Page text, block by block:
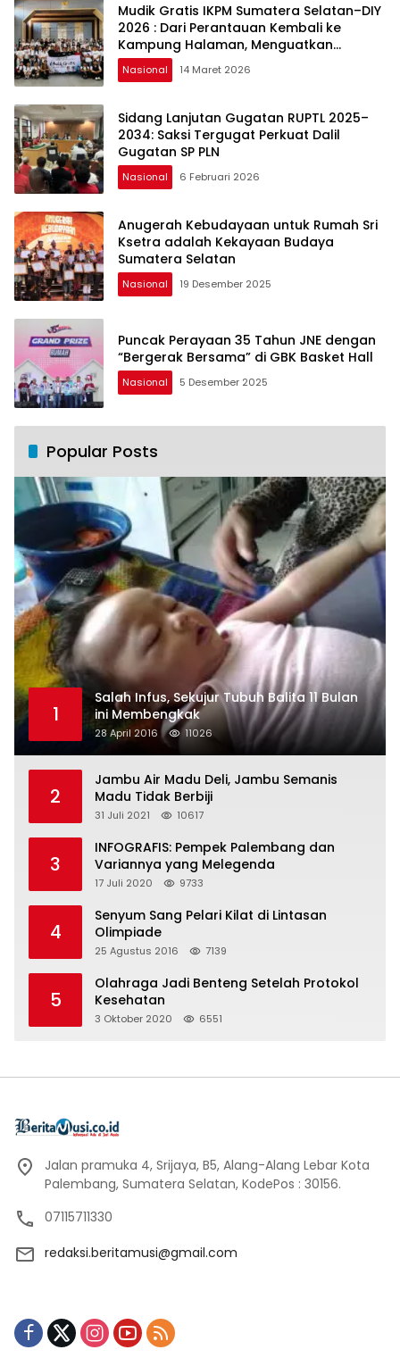
Mudik Gratis IKPM Sumatera Selatan–DIY
2026 : Dari Perantauan Kembali ke
Kampung Halaman, Menguatkan
Silaturahmi dan Harapan
Nasional 14 Maret 2026
Sidang Lanjutan Gugatan RUPTL 2025–
2034: Saksi Tergugat Perkuat Dalil
Gugatan SP PLN
Nasional 6 Februari 2026
Anugerah Kebudayaan untuk Rumah Sri
Ksetra adalah Kekayaan Budaya
Sumatera Selatan
Nasional 19 Desember 2025
Puncak Perayaan 35 Tahun JNE dengan
“Bergerak Bersama” di GBK Basket Hall
Nasional 5 Desember 2025
Popular Posts
1
Salah Infus, Sekujur Tubuh Balita 11 Bulan
ini Membengkak
28 April 2016 11026
2
Jambu Air Madu Deli, Jambu Semanis
Madu Tidak Berbiji
31 Juli 2021 10617
3
INFOGRAFIS: Pempek Palembang dan
Variannya yang Melegenda
17 Juli 2020 9733
4
Senyum Sang Pelari Kilat di Lintasan
Olimpiade
25 Agustus 2016 7139
5
Olahraga Jadi Benteng Setelah Protokol
Kesehatan
3 Oktober 2020 6551
Jalan pramuka 4, Srijaya, B5, Alang-Alang Lebar Kota
Palembang, Sumatera Selatan, KodePos : 30156.
07115711330
redaksi.beritamusi@gmail.com